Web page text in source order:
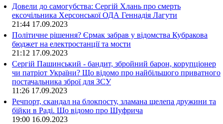
Довели до самогубства: Сергій Хлань про смерть
ексочільника Херсонської ОДА Геннадія Лагути
21:44 17.09.2023
Політичне рішення? Єрмак забрав у відомства Кубракова
бюджет на електростанції та мости
21:12 17.09.2023
Сергій Пашинський - бандит, збройний барон, корупціонер
чи патріот України? Що відомо про найбільшого приватного
постачальника зброї для ЗСУ
11:26 17.09.2023
Речпорт, скандал на блокпосту, зламана щелепа дружини та
бійки в Раді. Що відомо про Шуфрича
19:00 16.09.2023